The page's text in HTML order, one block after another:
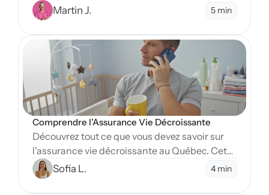
pour localiser des assurances non réclamées
et comprendre le rôle de l'OAP dans vos
recherches.
Martin J. 5 min
Blog
Comprendre l'Assurance Vie Décroissante
Découvrez tout ce que vous devez savoir sur
l'assurance vie décroissante au Québec. Cet
article explore ses avantages, son
fonctionnement et quand la choisir.
Sofia L. 4 min